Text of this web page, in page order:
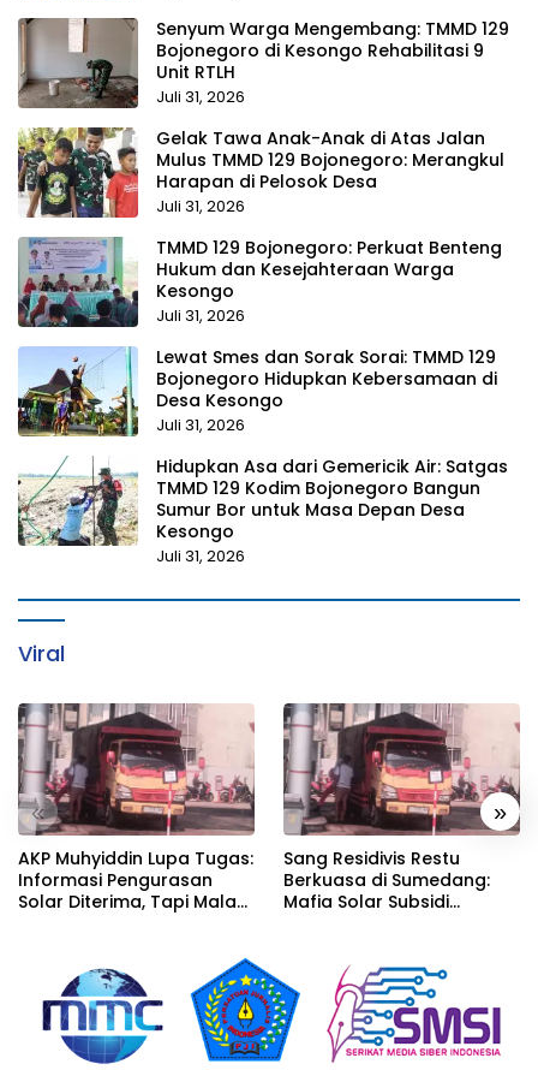
Senyum Warga Mengembang: TMMD 129
Bojonegoro di Kesongo Rehabilitasi 9
Unit RTLH
Juli 31, 2026
Gelak Tawa Anak-Anak di Atas Jalan
Mulus TMMD 129 Bojonegoro: Merangkul
Harapan di Pelosok Desa
Juli 31, 2026
TMMD 129 Bojonegoro: Perkuat Benteng
Hukum dan Kesejahteraan Warga
Kesongo
Juli 31, 2026
Lewat Smes dan Sorak Sorai: TMMD 129
Bojonegoro Hidupkan Kebersamaan di
Desa Kesongo
Juli 31, 2026
Hidupkan Asa dari Gemericik Air: Satgas
TMMD 129 Kodim Bojonegoro Bangun
Sumur Bor untuk Masa Depan Desa
Kesongo
Juli 31, 2026
Viral
« »
AKP Muhyiddin Lupa Tugas:
Informasi Pengurasan
Solar Diterima, Tapi Malah
Sang Residivis Restu
Berkuasa di Sumedang:
Mafia Solar Subsidi
Bungkam